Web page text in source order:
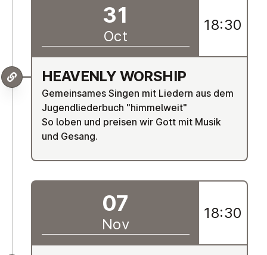
HEAVENLY WORSHIP
Gemeinsames Singen mit Liedern aus dem
Jugendliederbuch "himmelweit"
So loben und preisen wir Gott mit Musik
und Gesang.
31
Oct
18:30
07
Nov
18:30